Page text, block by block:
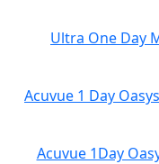
Ultra One Day
Acuvue 1 Day
Acuvue 1Day